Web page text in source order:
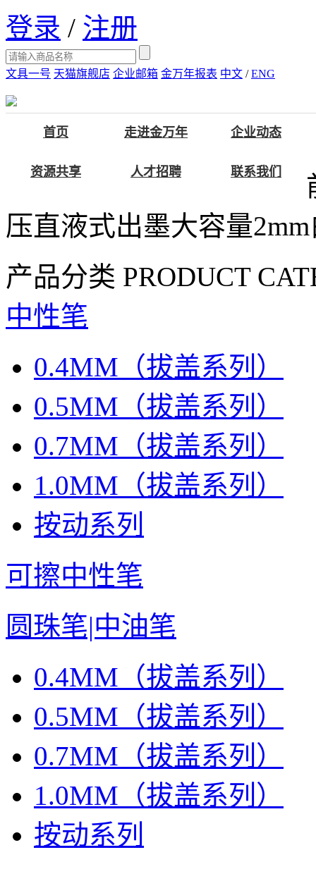
登录 / 注册
文具一号 天猫旗舰店 企业邮箱 金万年报表 中文 / ENG
首页 走进金万年 企业动态
资源共享 人才招聘 联系我们
压直液式出墨大容量
产品分类 PRODUCT
中性笔
0.4MM（拔盖系列）
0.5MM（拔盖系列）
0.7MM（拔盖系列）
1.0MM（拔盖系列）
按动系列
可擦中性笔
圆珠笔|中油笔
0.4MM（拔盖系列）
0.5MM（拔盖系列）
0.7MM（拔盖系列）
1.0MM（拔盖系列）
按动系列